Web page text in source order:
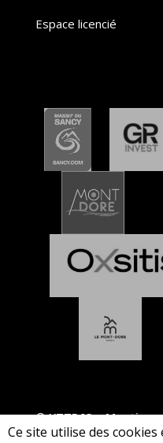
Espace licencié
© XTTR63 –Mentions
Ce site utilise des